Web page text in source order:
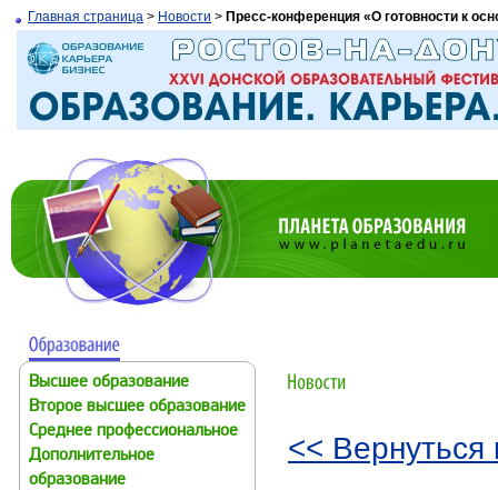
Главная страница > Новости > Пресс-конференция «О готовности к
Высшее образование
Второе высшее образование
Среднее профессиональное
Дополнительное
образование
<< Вернуться